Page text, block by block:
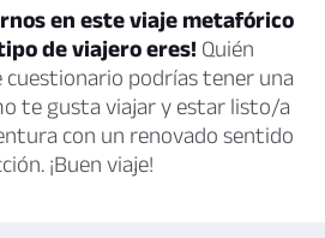
en este viaje metafórico
de viajero eres! Quién
cuestionario podrías tener una
te gusta viajar y estar listo/a
con un renovado sentido
¡Buen viaje!